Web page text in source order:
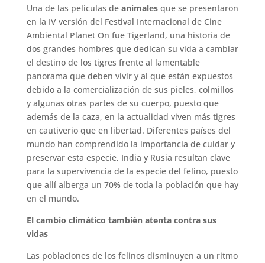
Una de las películas deanimalesque se presentaron
en la IV versión del Festival Internacional de Cine
Ambiental Planet On fue Tigerland, una historia de
dos grandes hombres que dedican su vida a cambiar
el destino de los tigres frente al lamentable
panorama que deben vivir y al que están expuestos
debido a la comercialización de sus pieles, colmillos
y algunas otras partes de su cuerpo, puesto que
además de la caza, en la actualidad viven más tigres
en cautiverio que en libertad. Diferentes países del
mundo han comprendido la importancia de cuidar y
preservar esta especie, India y Rusia resultan clave
para la supervivencia de la especie del felino, puesto
que allí alberga un 70% de toda la población que hay
en el mundo.
El cambio climático también atenta contra sus
vidas
Las poblaciones de los felinos disminuyen a un ritmo